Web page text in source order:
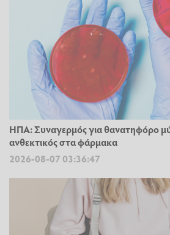
ΗΠΑ: Συναγερμός για θανατηφόρο
ανθεκτικός στα φάρμακα
2026-08-07 03:36:47